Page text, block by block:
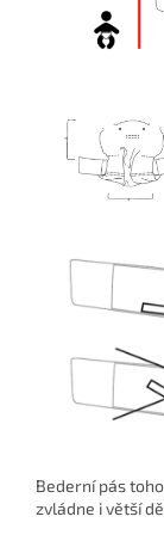
Bederní pás
zvládne i větší